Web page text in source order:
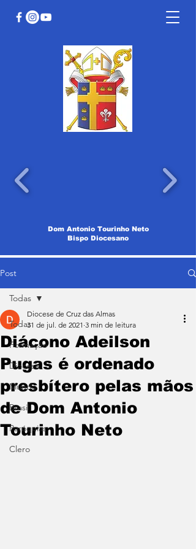
Dom Antonio Tourinho Neto
Bispo Diocesano
Post
Todas
Formação
Diocese
Mundo
Brasil
Paróquias
Clero
Todas
Diácono Adeilson
Pugas é ordenado
presbítero pelas mãos
de Dom Antonio
Tourinho Neto
Diocese de Cruz das Almas
31 de jul. de 2021 3 min de leitura